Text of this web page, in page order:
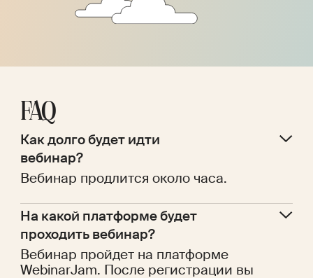
FAQ
Как долго будет идти
вебинар?
Вебинар продлится около часа.
На какой платформе будет
проходить вебинар?
Вебинар пройдет на платформе
WebinarJam. После регистрации вы